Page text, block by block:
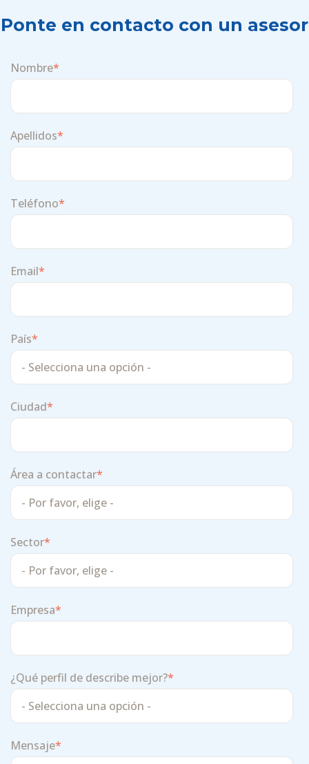
Ponte en contacto con un asesor
Nombre*
Apellidos*
Teléfono*
Email*
País*
Ciudad*
Área a contactar*
Sector*
Empresa*
¿Qué perfil de describe mejor?*
Mensaje*